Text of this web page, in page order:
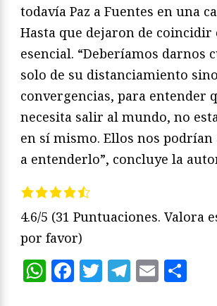
todavía Paz a Fuentes en una
Hasta que dejaron de coincidir
esencial. “Deberíamos darnos
solo de su distanciamiento
convergencias, para entender
necesita salir al mundo, no
en sí mismo. Ellos nos podrían
a entenderlo”, concluye la
4.6/5 (31 Puntuaciones. Valora
por favor)
WhatsApp
Facebook
TwitterEmail